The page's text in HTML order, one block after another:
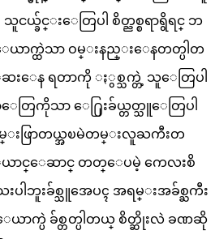
ယ္ခ်င္းေတြပါ စိတ္ညစ္စရာရွိရင္ ဘ
ယာက္ထဲသာ ဝမ္းနည္းေနတတ္ပါတ
ေန ရတာကို ႏွစ္သက္တဲ့ သူေတြပါ
ြကိုသာ ေ႐ြးခ်ယ္တတ္သူေတြပါ
းဖြာတယ္အၿမဲတမ္းလူႀကီးတ
ာင္ေဆာင္ တတ္ေပမဲ့ ကေလးစိ
ပါဘူးခ်စ္သူအေပၚ အရမ္းအခ်စ္ႀကီး
က္ပဲ ခ်စ္တတ္ပါတယ္ စိတ္ဆိုးလဲ ခဏဆို